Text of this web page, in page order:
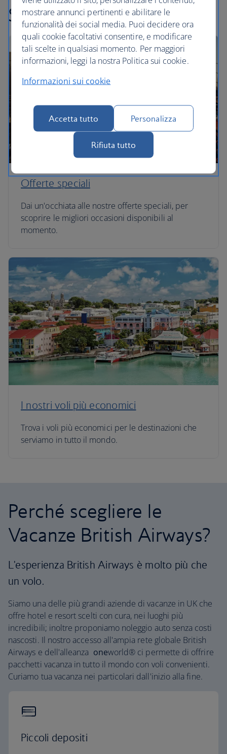
Scopri altre offerte
Offerte speciali
Dai un'occhiata alle nostre offerte speciali, per
scoprire le migliori occasioni disponibili al
momento.
I nostri voli più economici
Trova i voli più economici per le destinazioni che
serviamo in tutto il mondo.
Perché scegliere le
Vacanze British Airways?
L'esperienza British Airways è molto più che
un volo.
Siamo una delle più grandi aziende di vacanze in UK che
offre hotel e resort scelti con cura, nei luoghi più
incredibili; inoltre proponiamo noleggio auto senza costi
nascosti. Il nostro accesso all'ampia rete globale British
Airways e dell'alleanza oneworld® ci permette di offrire
pacchetti vacanza in tutto il mondo con voli convenienti.
Curiamo tua vacanza nei particolari dall'inizio alla fine.
Piccoli depositi
mostrare annunci pertinenti e abilitare le
funzionalità dei social media. Puoi decidere ora
quali cookie facoltativi consentire, e modificare
tali scelte in qualsiasi momento. Per maggiori
informazioni, leggi la nostra Politica sui cookie.
Informazioni sui cookie
Accetta tutto Personalizza
Rifiuta tutto